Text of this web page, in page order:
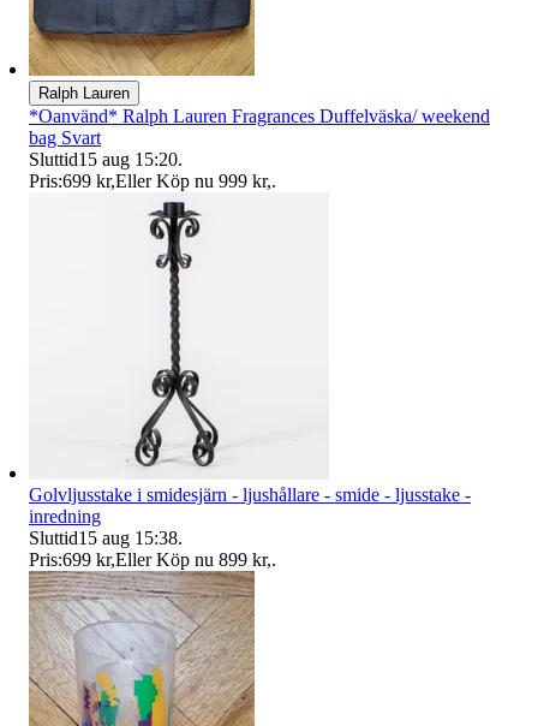
Ralph Lauren
*Oanvänd* Ralph Lauren Fragrances Duffelväska/ weekend
bag Svart
Sluttid15 aug 15:20.
Pris:699 kr,Eller Köp nu 999 kr,.
Golvljusstake i smidesjärn - ljushållare - smide - ljusstake -
inredning
Sluttid15 aug 15:38.
Pris:699 kr,Eller Köp nu 899 kr,.